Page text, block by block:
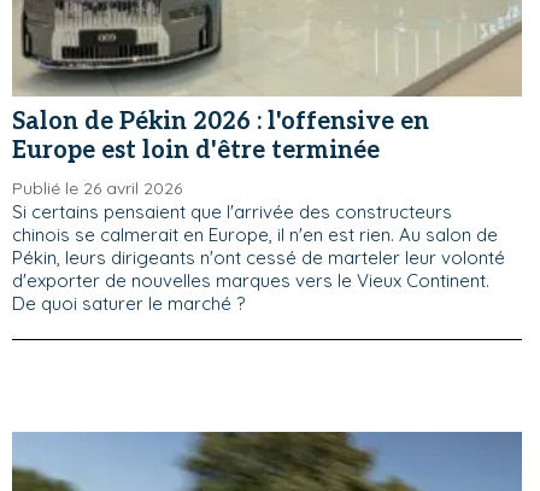
Salon de Pékin 2026 : l'offensive en
Europe est loin d'être terminée
Publié le 26 avril 2026
Si certains pensaient que l'arrivée des constructeurs
chinois se calmerait en Europe, il n'en est rien. Au salon de
Pékin, leurs dirigeants n'ont cessé de marteler leur volonté
d'exporter de nouvelles marques vers le Vieux Continent.
De quoi saturer le marché ?